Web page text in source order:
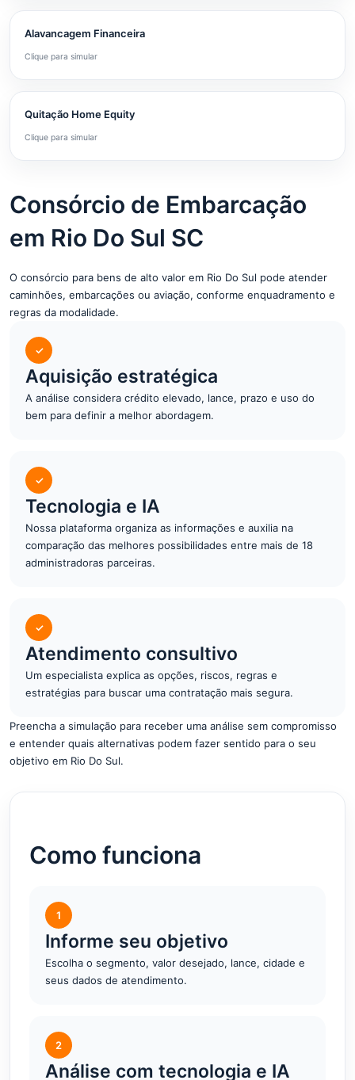
Alavancagem Financeira
Clique para simular
Quitação Home Equity
Clique para simular
Consórcio de Embarcação
em Rio Do Sul SC
O consórcio para bens de alto valor em Rio Do Sul pode atender
caminhões, embarcações ou aviação, conforme enquadramento e
regras da modalidade.
✓
Aquisição estratégica
A análise considera crédito elevado, lance, prazo e uso do
bem para definir a melhor abordagem.
✓
Tecnologia e IA
Nossa plataforma organiza as informações e auxilia na
comparação das melhores possibilidades entre mais de 18
administradoras parceiras.
✓
Atendimento consultivo
Um especialista explica as opções, riscos, regras e
estratégias para buscar uma contratação mais segura.
Preencha a simulação para receber uma análise sem compromisso
e entender quais alternativas podem fazer sentido para o seu
objetivo em Rio Do Sul.
Como funciona
1
Informe seu objetivo
Escolha o segmento, valor desejado, lance, cidade e
seus dados de atendimento.
2
Análise com tecnologia e IA